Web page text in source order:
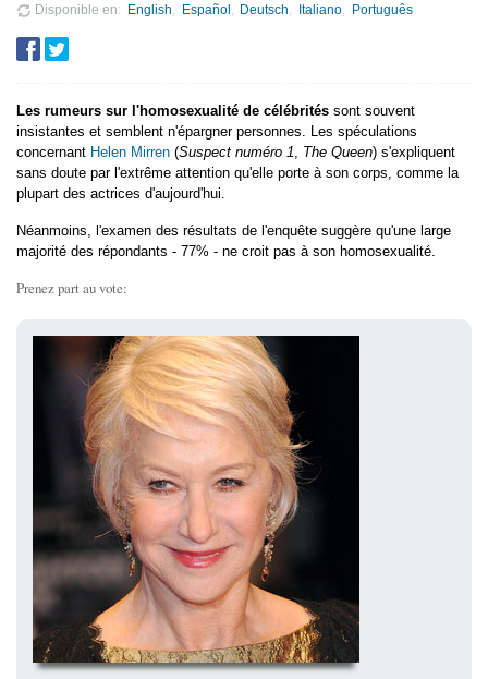
Disponible en
English Español Deutsch Italiano Português
Les rumeurs sur l'homosexualité de célébrités sont souvent
insistantes et semblent n'épargner personnes. Les spéculations
concernant Helen Mirren (Suspect numéro 1, The Queen) s'expliquent
sans doute par l'extrême attention qu'elle porte à son corps, comme la
plupart des actrices d'aujourd'hui.
Néanmoins, l'examen des résultats de l'enquête suggère qu'une large
majorité des répondants - 77% - ne croit pas à son homosexualité.
Prenez part au vote: